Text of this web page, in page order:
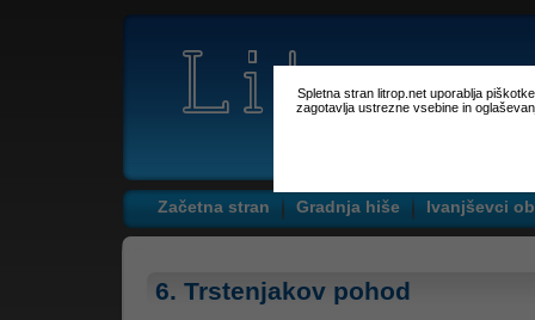
Spletna stran litrop.net uporablja
zagotavlja ustrezne vsebine in
Začetna stran Gradnja hiše Ivanjševci
6. Trstenjakov pohod